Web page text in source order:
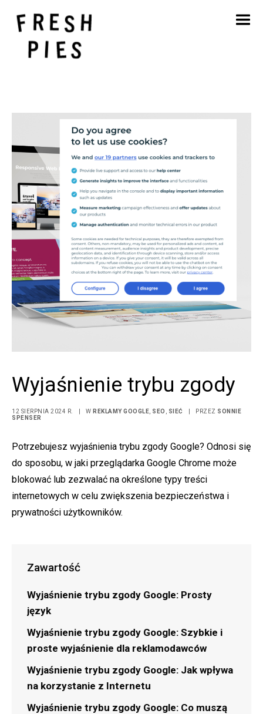
Strona główna
Kontakt
Wyjaśnienie trybu zgody
12 SIERPNIA 2024 R. W REKLAMY GOOGLE SEO SIEĆ PRZEZ SONNIE
SPENSER
Potrzebujesz wyjaśnienia trybu zgody Google? Odnosi się
do sposobu, w jaki przeglądarka Google Chrome może
blokować lub zezwalać na określone typy treści
internetowych w celu zwiększenia bezpieczeństwa i
prywatności użytkowników.
Zawartość
Wyjaśnienie trybu zgody Google: Prosty
język
Wyjaśnienie trybu zgody Google: Szybkie i
proste wyjaśnienie dla reklamodawców
Wyjaśnienie trybu zgody Google: Jak wpływa
na korzystanie z Internetu
Wyjaśnienie trybu zgody Google: Co muszą